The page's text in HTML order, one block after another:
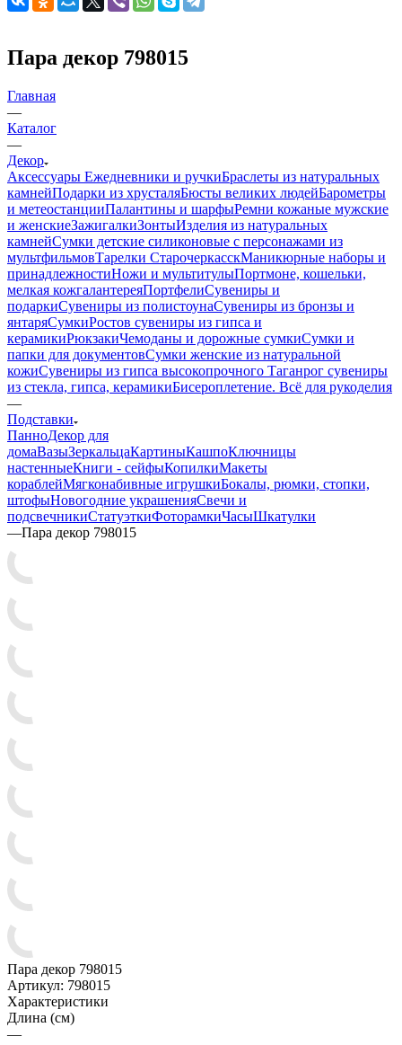
Пара декор 798015
Главная
—
Каталог
—
Декор
Аксессуары Ежедневники и ручкиБраслеты из натуральных
камнейПодарки из хрусталяБюсты великих людейБарометры
и метеостанцииПалантины и шарфыРемни кожаные мужские
и женскиеЗажигалкиЗонтыИзделия из натуральных
камнейСумки детские силиконовые с персонажами из
мультфильмовТарелки СтарочеркасскМаникюрные наборы и
принадлежностиНожи и мультитулыПортмоне, кошельки,
мелкая кожгалантереяПортфелиСувениры и
подаркиСувениры из полистоунаСувениры из бронзы и
янтаряСумкиРостов сувениры из гипса и
керамикиРюкзакиЧемоданы и дорожные сумкиСумки и
папки для документовСумки женские из натуральной
кожиСувениры из гипса высокопрочного Таганрог сувениры
из стекла, гипса, керамикиБисероплетение. Всё для рукоделия
—
Подставки
ПанноДекор для
домаВазыЗеркальцаКартиныКашпоКлючницы
настенныеКниги - сейфыКопилкиМакеты
кораблейМягконабивные игрушкиБокалы, рюмки, стопки,
штофыНовогодние украшенияСвечи и
подсвечникиСтатуэткиФоторамкиЧасыШкатулки
—Пара декор 798015
Пара декор 798015
Артикул: 798015
Характеристики
Длина (см)
—